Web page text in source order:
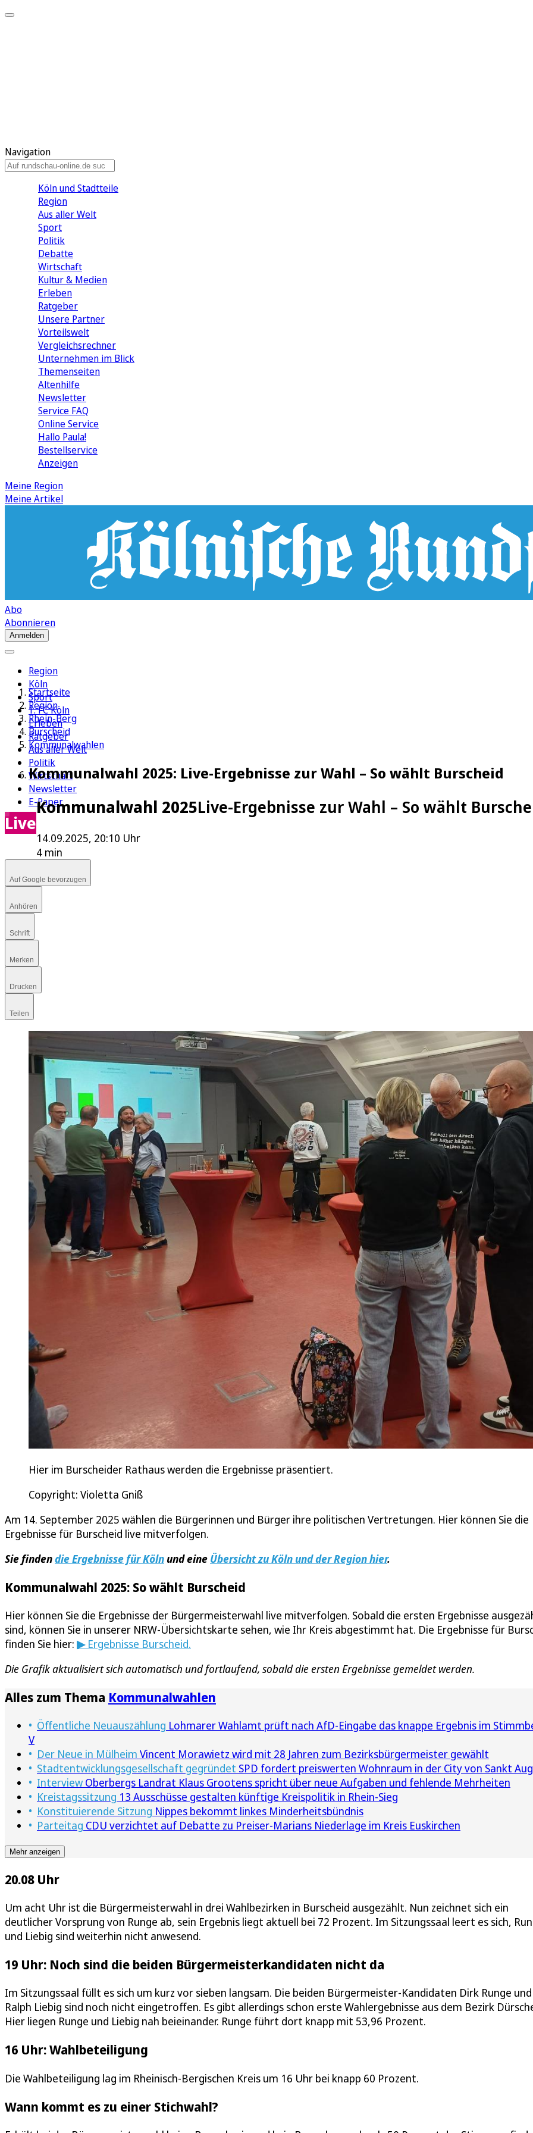
Navigation
Köln und Stadtteile
Region
Aus aller Welt
Sport
Politik
Debatte
Wirtschaft
Kultur & Medien
Erleben
Ratgeber
Unsere Partner
Vorteilswelt
Vergleichsrechner
Unternehmen im Blick
Themenseiten
Altenhilfe
Newsletter
Service FAQ
Online Service
Hallo Paula!
Bestellservice
Anzeigen
Meine Region
Meine Artikel
Abo
Abonnieren
Anmelden
Region
Köln
Sport
1. FC Köln
Erleben
Ratgeber
Aus aller Welt
Politik
Wirtschaft
Newsletter
E-Paper
Startseite
Region
Rhein-Berg
Burscheid
Kommunalwahlen
Kommunalwahl 2025: Live-Ergebnisse zur Wahl – So wählt Burscheid
Live
Kommunalwahl 2025Live-Ergebnisse zur Wahl – So wählt
14.09.2025, 20:10 Uhr
4 min
Auf Google bevorzugen
Anhören
Schrift
Merken
Drucken
Teilen
Hier im Burscheider Rathaus werden die Ergebnisse präsentiert.
Copyright: Violetta Gniß
Am 14. September 2025 wählen die Bürgerinnen und Bürger ihre politischen Vertretungen. Hier können Sie die
Ergebnisse für Burscheid live mitverfolgen.
Sie findendie Ergebnisse für Köln und eine Übersicht zu Köln und der Region hier.
Kommunalwahl 2025: So wählt Burscheid
Hier können Sie die Ergebnisse der Bürgermeisterwahl live mitverfolgen. Sobald die ersten Ergebnisse
sind, können Sie in unserer NRW-Übersichtskarte sehen, wie Ihr Kreis abgestimmt hat. Die Ergebnisse für
finden Sie hier: ▶ Ergebnisse Burscheid.
Die Grafik aktualisiert sich automatisch und fortlaufend, sobald die ersten Ergebnisse gemeldet werden.
Alles zum Thema Kommunalwahlen
Öffentliche Neuauszählung Lohmarer Wahlamt prüft nach AfD-Eingabe das knappe Ergebnis im
V
Der Neue in Mülheim Vincent Morawietz wird mit 28 Jahren zum Bezirksbürgermeister gewählt
Stadtentwicklungsgesellschaft gegründet SPD fordert preiswerten Wohnraum in der City von Sankt
Interview Oberbergs Landrat Klaus Grootens spricht über neue Aufgaben und fehlende Mehrheiten
Kreistagssitzung 13 Ausschüsse gestalten künftige Kreispolitik in Rhein-Sieg
Konstituierende Sitzung Nippes bekommt linkes Minderheitsbündnis
Parteitag CDU verzichtet auf Debatte zu Preiser-Marians Niederlage im Kreis Euskirchen
Mehr anzeigen
20.08 Uhr
Um acht Uhr ist die Bürgermeisterwahl in drei Wahlbezirken in Burscheid ausgezählt. Nun zeichnet sich ein
deutlicher Vorsprung von Runge ab, sein Ergebnis liegt aktuell bei 72 Prozent. Im Sitzungssaal leert es sich,
und Liebig sind weiterhin nicht anwesend.
19 Uhr: Noch sind die beiden Bürgermeisterkandidaten nicht da
Im Sitzungssaal füllt es sich um kurz vor sieben langsam. Die beiden Bürgermeister-Kandidaten Dirk Runge und
Ralph Liebig sind noch nicht eingetroffen. Es gibt allerdings schon erste Wahlergebnisse aus dem Bezirk
Hier liegen Runge und Liebig nah beieinander. Runge führt dort knapp mit 53,96 Prozent.
16 Uhr: Wahlbeteiligung
Die Wahlbeteiligung lag im Rheinisch-Bergischen Kreis um 16 Uhr bei knapp 60 Prozent.
Wann kommt es zu einer Stichwahl?